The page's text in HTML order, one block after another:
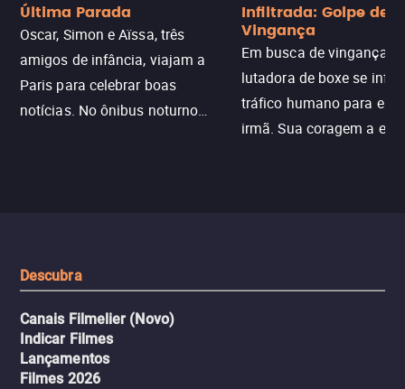
Última Parada
Oscar, Simon e Aïssa, três
amigos de infância, viajam a
Paris para celebrar boas
notícias. No ônibus noturno
Infiltrada: Golpe de
Vingança
Em busca de vingança,
lutadora de boxe se
tráfico humano para
irmã. Sua coragem a
Descubra
Canais Filmelier (Novo)
Indicar Filmes
Lançamentos
Filmes 2026